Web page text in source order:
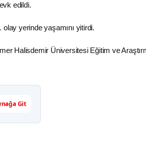
edildi.
yerinde yaşamını yitirdi.
Halisdemir Üniversitesi Eğitim ve
Git